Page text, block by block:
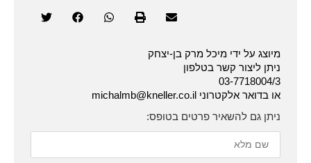
מיוצג על ידי מיכל מרק בן-יצחק
ניתן ליצור קשר בטלפון
03-7718004/3
או בדואר אלקטרוני michalmb@kneller.co.il
ניתן גם להשאיר פרטים בטופס: